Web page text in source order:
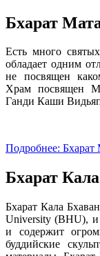
Бхарат
Есть много
обладает одним
не посвящен
Храм посвящен
Ганди Каши
Подробнее: Бхарат
Бхарат
Бхарат Кала
University (BHU), и
и содержит
буддийские